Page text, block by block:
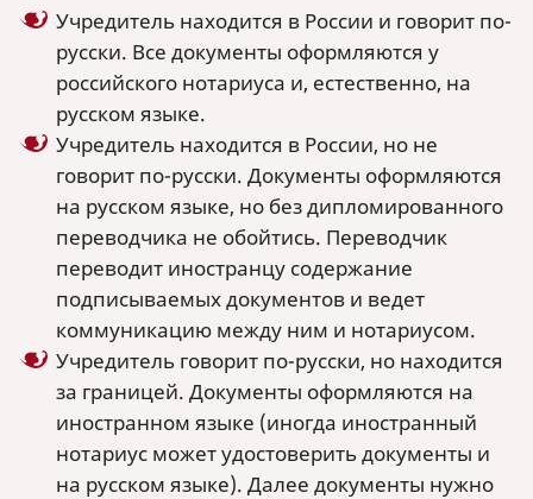
Учредитель находится в России и говорит по-
русски. Все документы оформляются у
российского нотариуса и, естественно, на
русском языке.
Учредитель находится в России, но не
говорит по-русски. Документы оформляются
на русском языке, но без дипломированного
переводчика не обойтись. Переводчик
переводит иностранцу содержание
подписываемых документов и ведет
коммуникацию между ним и нотариусом.
Учредитель говорит по-русски, но находится
за границей. Документы оформляются на
иностранном языке (иногда иностранный
нотариус может удостоверить документы и
на русском языке). Далее документы нужно